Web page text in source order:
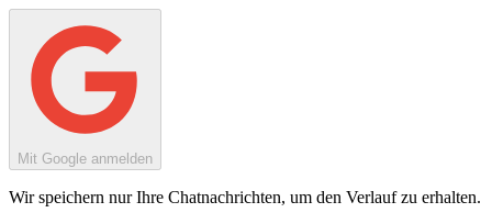
Mit Google anmelden
Wir speichern nur Ihre Chatnachrichten, um den Verlauf zu erhalten.